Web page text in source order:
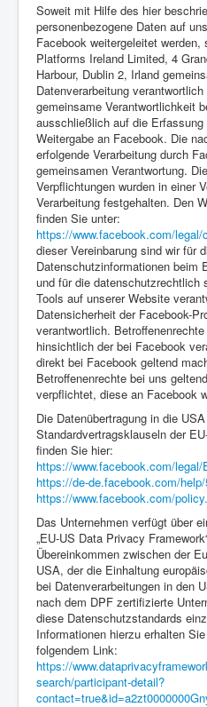
Soweit mit Hilfe des hier
personenbezogene Daten auf
Facebook weitergeleitet
Platforms Ireland Limited, 4
Harbour, Dublin 2, Irland
Datenverarbeitung
gemeinsame Verantwortlichkeit
ausschließlich auf die Erfassung
Weitergabe an Facebook. Die
erfolgende Verarbeitung durch
gemeinsamen Verantwortung.
Verpflichtungen wurden in einer
Verarbeitung festgehalten. Den
finden Sie unter:
https://www.facebook.com/legal/
dieser Vereinbarung sind wir für
Datenschutzinformationen beim
und für die datenschutzrechtlich
Tools auf unserer Website
Datensicherheit der Facebook-
verantwortlich.
hinsichtlich der bei Facebook
direkt bei Facebook geltend
Betroffenenrechte bei uns
verpflichtet, diese an Facebook
Die Datenübertragung in die
Standardvertragsklauseln der
finden Sie hier:
https://www.facebook.com/legal/
https://de-de.facebook.com/help/
https://www.facebook.com/
Das Unternehmen verfügt über
„EU-US Data Privacy
Übereinkommen zwischen der
USA, der die Einhaltung
bei Datenverarbeitungen in den
nach dem DPF zertifizierte
diese Datenschutzstandards
Informationen hierzu erhalten
folgendem Link:
https://
search/participant-detail?